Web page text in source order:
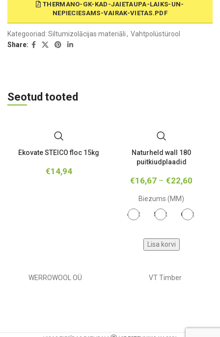
THERMANO-GK-KAD-JAIETAUPA-LAIKS-UN-
NEPIECIESAMS-VAIRAK-VIETAS.PDF
Kategooriad: Siltumizolācijas materiāli, Vahtpolüstürool
Share:
Seotud tooted
Ekovate STEICO floc 15kg
€14,94
Naturheld wall 180
puitkiudplaadid
€16,67 – €22,60
Biezums (MM)
40-et 50-et 60-et
Lisa korvi
WERROWOOL OÜ VT Timber